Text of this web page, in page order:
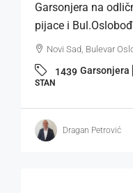
Garsonjera na
pijace i
Novi Sad, Bulevar
1439 Garsonjera
STAN
Dragan Petrović